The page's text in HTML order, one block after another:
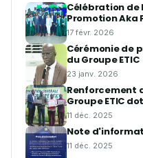
Célébration de
Promotion Aka
17 févr. 2026
Cérémonie de
du Groupe ETIC
23 janv. 2026
Renforcement
Groupe ETIC
11 déc. 2025
Note
11 déc. 2025